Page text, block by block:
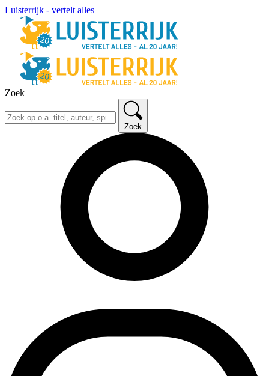
Luisterrijk - vertelt alles
Zoek
Zoek